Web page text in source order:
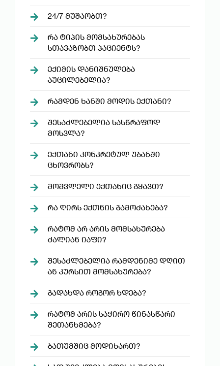
24/7 ᲛᲣᲨᲐᲝᲑᲗ?
ᲠᲐ ᲢᲘᲞᲘᲡ ᲛᲝᲛᲡᲐᲮᲣᲠᲔᲑᲐᲡ
ᲡᲗᲐᲕᲐᲖᲝᲑᲗ ᲞᲐᲪᲘᲔᲜᲢᲡ?
ᲔᲥᲘᲛᲘᲡ ᲓᲐᲜᲘᲨᲜᲣᲚᲔᲑᲐ
ᲐᲣᲪᲘᲚᲔᲑᲔᲚᲘᲐ?
ᲠᲐᲛᲓᲔᲜ ᲮᲐᲜᲨᲘ ᲛᲝᲓᲘᲡ ᲔᲥᲗᲐᲜᲘ?
ᲨᲔᲡᲐᲫᲚᲔᲑᲔᲚᲘᲐ ᲡᲐᲡᲬᲠᲐᲤᲝᲓ
ᲛᲝᲡᲕᲚᲐ?
ᲔᲥᲗᲐᲜᲘ ᲙᲝᲜᲙᲠᲔᲢᲣᲚ ᲣᲑᲐᲜᲨᲘ
ᲪᲮᲝᲕᲠᲝᲑᲡ?
ᲛᲝᲛᲕᲚᲔᲚᲘ ᲔᲥᲗᲐᲜᲘᲪ ᲒᲧᲐᲕᲗ?
ᲠᲐ ᲦᲘᲠᲡ ᲔᲥᲗᲜᲘᲡ ᲒᲐᲛᲝᲫᲐᲮᲔᲑᲐ?
ᲠᲐᲢᲝᲛ ᲐᲠ ᲐᲠᲘᲡ ᲛᲝᲛᲡᲐᲮᲣᲠᲔᲑᲐ
ᲫᲐᲚᲘᲐᲜ ᲘᲐᲤᲘ?
ᲨᲔᲡᲐᲫᲚᲔᲑᲔᲚᲘᲐ ᲠᲐᲛᲓᲔᲜᲘᲛᲔ ᲓᲦᲘᲗ
ᲐᲜ ᲙᲣᲠᲡᲘᲗ ᲛᲝᲛᲡᲐᲮᲣᲠᲔᲑᲐ?
ᲒᲐᲓᲐᲮᲓᲐ ᲠᲝᲒᲝᲠ ᲮᲓᲔᲑᲐ?
ᲠᲐᲢᲝᲛ ᲐᲠᲘᲡ ᲡᲐᲭᲘᲠᲝ ᲬᲘᲜᲐᲡᲬᲐᲠᲘ
ᲨᲔᲗᲐᲜᲮᲛᲔᲑᲐ?
ᲑᲐᲗᲣᲛᲨᲘᲪ ᲛᲝᲓᲘᲮᲐᲠᲗ?